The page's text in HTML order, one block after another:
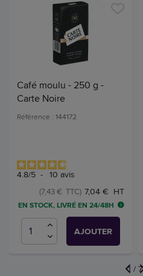
Café moulu - 250 g -
Carte Noire
Référence : 144172
4.8/5 - 10 avis
7,04 € HT
(7,43 € TTC)
EN STOCK, LIVRÉ EN 24/48H
AJOUTER
1 / 7